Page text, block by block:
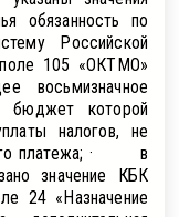
обязанность по
Российской
105 «ОКТМО»
восьмизначное
бюджет которой
налогов, не
платежа; · в
значение КБК
«Назначение